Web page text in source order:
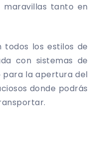
maravillas tanto en
todos los estilos de
con sistemas de
para la apertura del
donde podrás